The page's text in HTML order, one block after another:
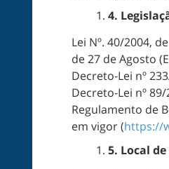
4.
Lei Nº. 40/2004,
de 27 de Agosto
Decreto-Lei nº
Decreto-Lei nº
Regulamento de
em vigor (https://
5. Local